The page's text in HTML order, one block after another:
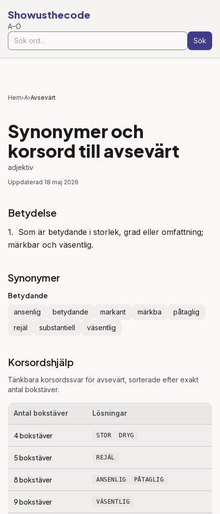
Showusthecode
A–Ö
Sök
Hem›A›Avsevärt
Synonymer och
korsord till avsevärt
adjektiv
Uppdaterad 18 maj 2026
Betydelse
1.  Som är betydande i storlek, grad eller omfattning;
märkbar och väsentlig.
Synonymer
Betydande
ansenlig betydande markant märkba
påtaglig
rejäl
substantiell väsentlig
Korsordshjälp
Tänkbara korsordssvar för avsevärt , sorterade efter exakt
antal bokstäver.
Antal bokstäver Lösningar
4bokstäver STOR DRYG
5bokstäver REJÄL
8bokstäver ANSENLIG PÅTAGLIG
9bokstäver VÄSENTLIG